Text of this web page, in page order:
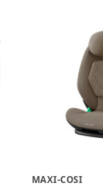
MAXI-COSI